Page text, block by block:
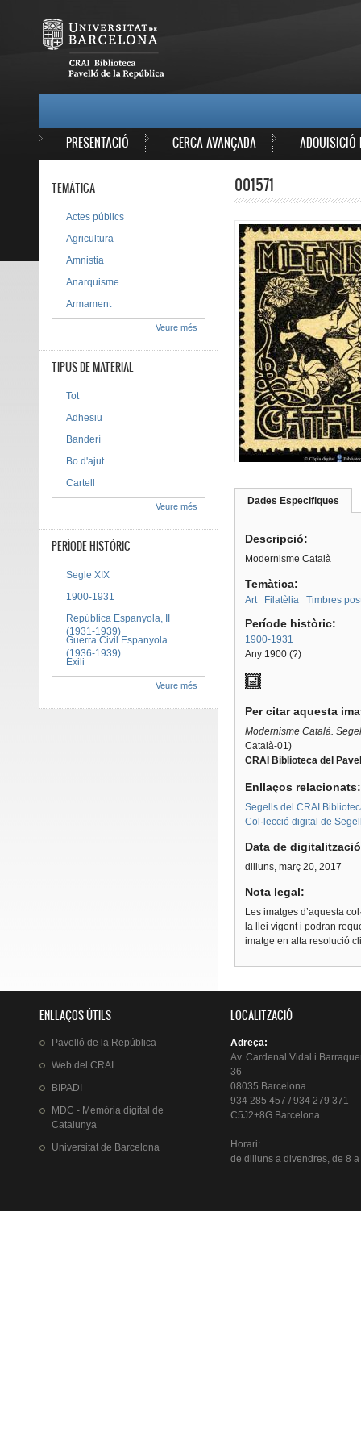
PRESENTACIÓ CERCA AVANÇADA ADQUISICIÓ
001571
Dades Especifiques
Descripció:
Modernisme Català
Temàtica:
Art Filatèlia Timbres
Període històric:
1900-1931
Any 1900 (?)
Per citar aquesta
Modernisme Català.
Català-01)
CRAI Biblioteca del
Enllaços
Segells del CRAI
Col·lecció digital de
Data de
dilluns, març 20, 2017
Nota legal:
Les imatges d’aquesta
la llei vigent i podran
imatge en alta resolució
TEMÀTICA
Actes públics
Agricultura
Amnistia
Anarquisme
Armament
Veure més
TIPUS DE MATERIAL
Tot
Adhesiu
Banderí
Bo d'ajut
Cartell
Veure més
PERÍODE HISTÒRIC
Segle XIX
1900-1931
República Espanyola, II
(1931-1939)
Guerra Civil Espanyola
(1936-1939)
Exili
Veure més
ENLLAÇOS ÚTILS
Pavelló de la República
Web del CRAI
BIPADI
MDC - Memòria digital de
Catalunya
Universitat de Barcelona
LOCALITZACIÓ
Adreça:
Av. Cardenal Vidal i
36
08035 Barcelona
934 285 457 / 934 279 371
C5J2+8G Barcelona
Horari:
de dillunsa divendres, de 8